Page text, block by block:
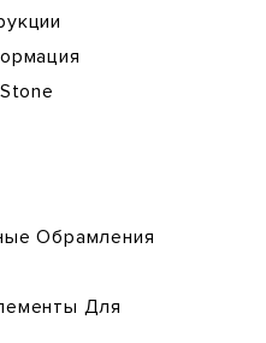
Обрамления
Для